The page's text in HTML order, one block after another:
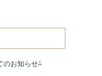
のお知らせ⁂